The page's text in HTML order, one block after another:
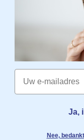
Email
Ja,
Nee,